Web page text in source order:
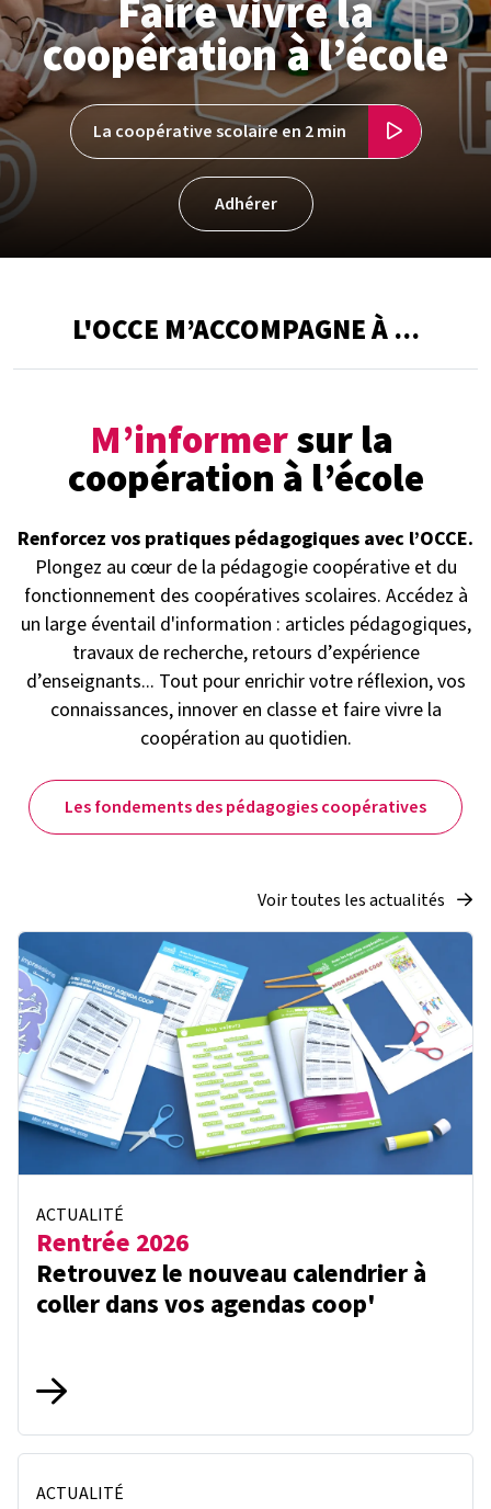
Faire vivre la
coopération à l’école
La coopérative scolaire en 2 min
Adhérer
L'OCCE M’ACCOMPAGNE À ...
M’informersur la
coopération à l’école
Renforcez vos pratiques pédagogiques avec l’OCCE.
Plongez au cœur de la pédagogie coopérative et du
fonctionnement des coopératives scolaires. Accédez à
un large éventail d'information : articles pédagogiques,
travaux de recherche, retours d’expérience
d’enseignants... Tout pour enrichir votre réflexion, vos
connaissances, innover en classe et faire vivre la
coopération au quotidien.
Les fondements des pédagogies coopératives
Voir toutes les actualités
ACTUALITÉ
Rentrée 2026
Retrouvez le nouveau calendrier à
coller dans vos agendas coop'
ACTUALITÉ